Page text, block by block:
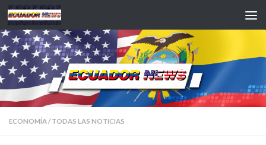
Saltar al contenido
ECONOMÍA/ TODAS LAS NOTICIAS